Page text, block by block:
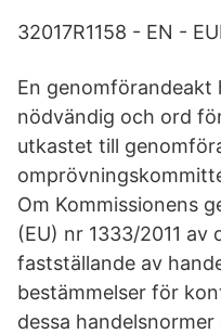
32017R1158 - EN -
En genomförandeakt
nödvändig och ord­
utkastet till
Om­ Kommissionens
(EU) nr 1333/2011 av
fastställande av
bestämmelser för
dessa